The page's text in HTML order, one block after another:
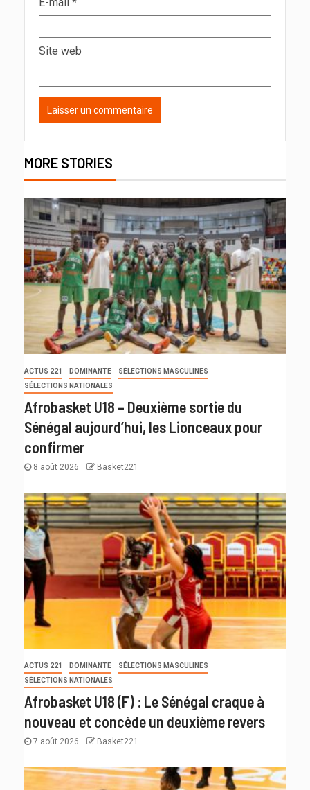
Site web
MORE STORIES
ACTUS 221 DOMINANTE
SÉLECTIONS MASCULINES
SÉLECTIONS NATIONALES
Afrobasket U18 – Deuxième sortie du
Sénégal aujourd’hui, les Lionceaux pour
confirmer
8 août 2026 Basket221
ACTUS 221 DOMINANTE
SÉLECTIONS MASCULINES
SÉLECTIONS NATIONALES
Afrobasket U18 (F) : Le Sénégal craque à
nouveau et concède un deuxième revers
7 août 2026 Basket221